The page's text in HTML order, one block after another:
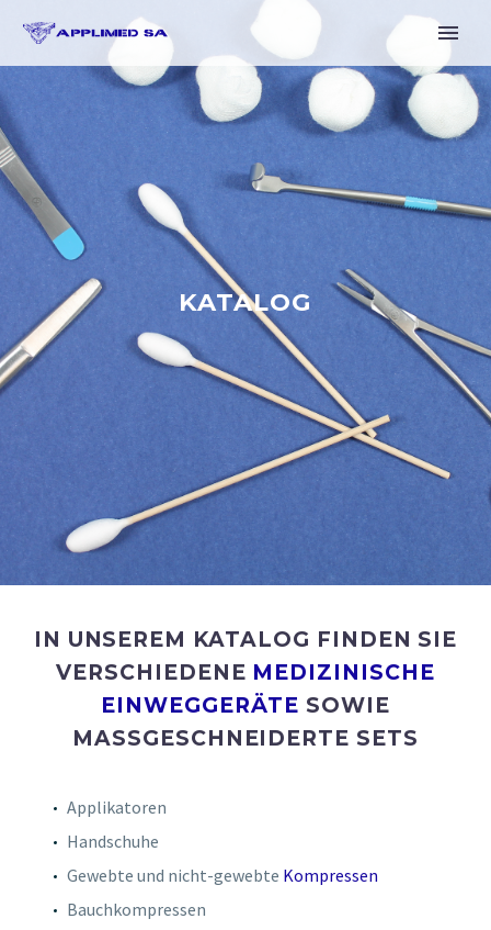
KATALOG
IN UNSEREM KATALOG FINDEN SIE
VERSCHIEDENE MEDIZINISCHE
EINWEGGERÄTE SOWIE
MASSGESCHNEIDERTE SETS
Applikatoren
Handschuhe
Gewebte und nicht-gewebte Kompressen
Bauchkompressen